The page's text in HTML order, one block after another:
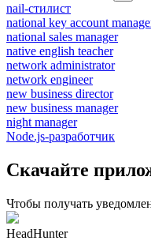
nail-стилист
national key account
national sales manager
native english teacher
network administrator
network engineer
new business director
new business manager
night manager
Node.js-разработчик
Скачайте
Чтобы получать
HeadHunter